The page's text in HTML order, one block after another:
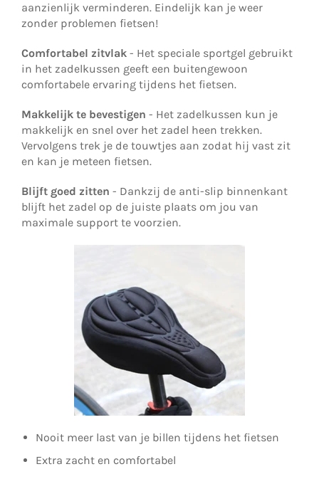
aanzienlijk verminderen. Eindelijk kan je weer
zonder problemen fietsen!
Comfortabel zitvlak - Het speciale sportgel gebruikt
in het zadelkussen geeft een buitengewoon
comfortabele ervaring tijdens het fietsen.
Makkelijk te bevestigen - Het zadelkussen kun je
makkelijk en snel over het zadel heen trekken.
Vervolgens trek je de touwtjes aan zodat hij vast zit
en kan je meteen fietsen.
Blijft goed zitten - Dankzij de anti-slip binnenkant
blijft het zadel op de juiste plaats om jou van
maximale support te voorzien.
Nooit meer last van je billen tijdens het fietsen
Extra zacht en comfortabel